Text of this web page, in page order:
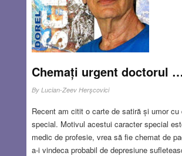
Chemați urgent doctorul
By Lucian-Zeev Herşcovici
Recent am citit o carte de satiră și umor cu
special. Motivul acestui caracter special
medic de profesie, vrea să fie chemat de
a-i vindeca probabil de depresiune